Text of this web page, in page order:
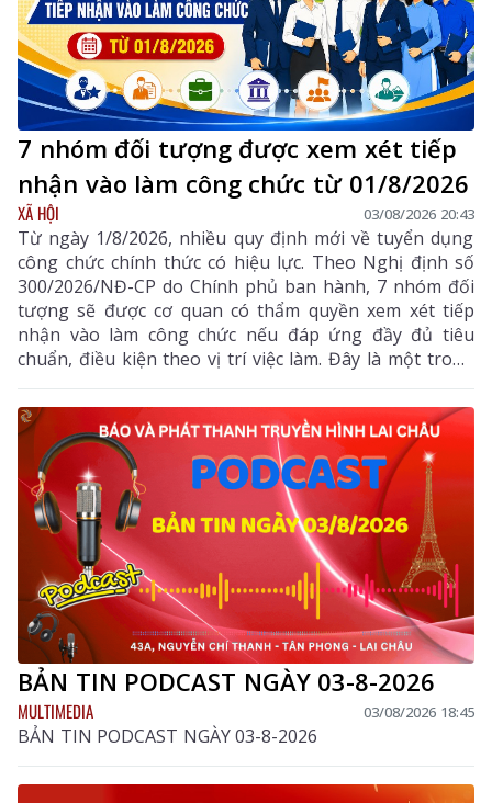
7 nhóm đối tượng được xem xét tiếp
nhận vào làm công chức từ 01/8/2026
XÃ HỘI 03/08/2026 20:43
Từ ngày 1/8/2026, nhiều quy định mới về tuyển dụng
công chức chính thức có hiệu lực. Theo Nghị định số
300/2026/NĐ-CP do Chính phủ ban hành, 7 nhóm đối
tượng sẽ được cơ quan có thẩm quyền xem xét tiếp
nhận vào làm công chức nếu đáp ứng đầy đủ tiêu
chuẩn, điều kiện theo vị trí việc làm. Đây là một trong
những điểm mới đáng chú ý nhằm bổ sung, thu hút
nguồn nhân lực chất lượng cao vào khu vực công.
BẢN TIN PODCAST NGÀY 03-8-2026
MULTIMEDIA 03/08/2026 18:45
BẢN TIN PODCAST NGÀY 03-8-2026